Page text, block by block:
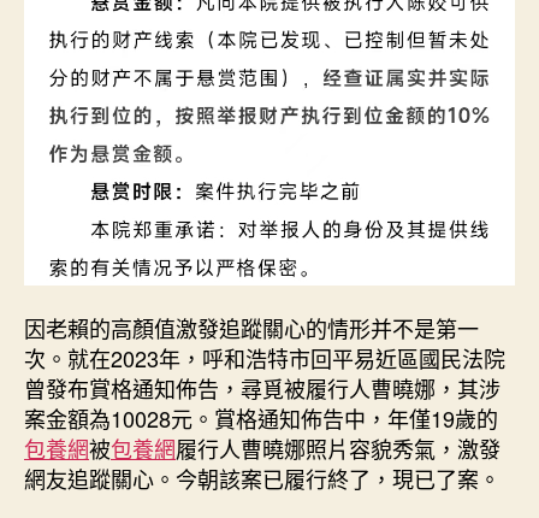
因老賴的高顏值激發追蹤關心的情形并不是第一
次。就在2023年，呼和浩特市回平易近區國民法院
曾發布賞格通知佈告，尋覓被履行人曹曉娜，其涉
案金額為10028元。賞格通知佈告中，年僅19歲的
包養網被包養網履行人曹曉娜照片容貌秀氣，激發
網友追蹤關心。今朝該案已履行終了，現已了案。